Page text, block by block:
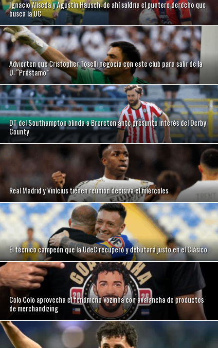
Ignacio Aliseda y Agustín Hausch: de ahí saldría el puntero derecho que
busca la UC
Advierten que Cristopher Toselli negocia con este club para salir de la
U: “Préstamo”
DT del Southampton blinda a Brereton ante presunto interés del Derby
County
Real Madrid y Vinícius tienen reunión decisiva el miércoles
El técnico campeón que la UdeC recuperó y debutará justo en el Clásico
Colo Colo aprovecha el fenómeno Vozinha con avalancha de productos
de merchandizing